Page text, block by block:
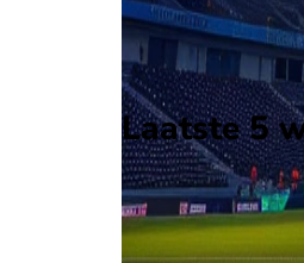
Op 10 juni 2026 gaat
Stadion: Onbekend
Scheidsrechter: Onbekend
Laatste 5
H2H
Pakistan
Afghanistan
10 jun2026
Pakistan